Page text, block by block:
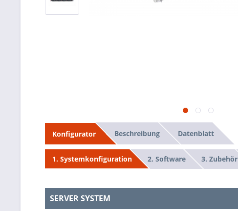
Konfigurator Beschreibung Datenblatt
1. Systemkonfiguration 2. Software 3. Zubehör
SERVER SYSTEM